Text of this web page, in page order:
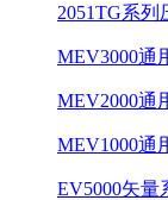
2051TG系列
MEV3000通
MEV2000通
MEV1000通
EV5000矢量